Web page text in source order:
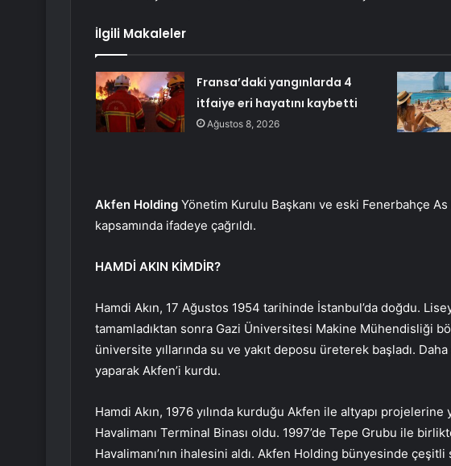
İlgili Makaleler
Fransa’daki yangınlarda 4
itfaiye eri hayatını kaybetti
Ağustos 8, 2026
Akfen Holding Yönetim Kurulu Başkanı ve eski Fenerbahçe
kapsamında ifadeye çağrıldı.
HAMDİ AKIN KİMDİR?
Hamdi Akın, 17 Ağustos 1954 tarihinde İstanbul’da doğdu.
tamamladıktan sonra Gazi Üniversitesi Makine Mühendisliği
üniversite yıllarında su ve yakıt deposu üreterek başladı.
yaparak Akfen’i kurdu.
Hamdi Akın, 1976 yılında kurduğu Akfen ile altyapı
Havalimanı Terminal Binası oldu. 1997’de Tepe Grubu ile
Havalimanı’nın ihalesini aldı. Akfen Holding bünyesinde